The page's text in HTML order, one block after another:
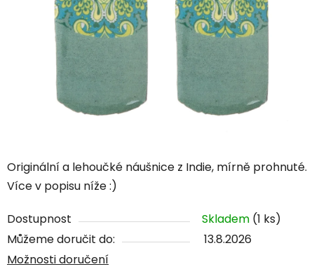
Originální a lehoučké náušnice z Indie, mírně prohnuté.
Více v popisu níže :)
Dostupnost Skladem (1 ks)
Můžeme doručit do:
13.8.2026
Možnosti doručení